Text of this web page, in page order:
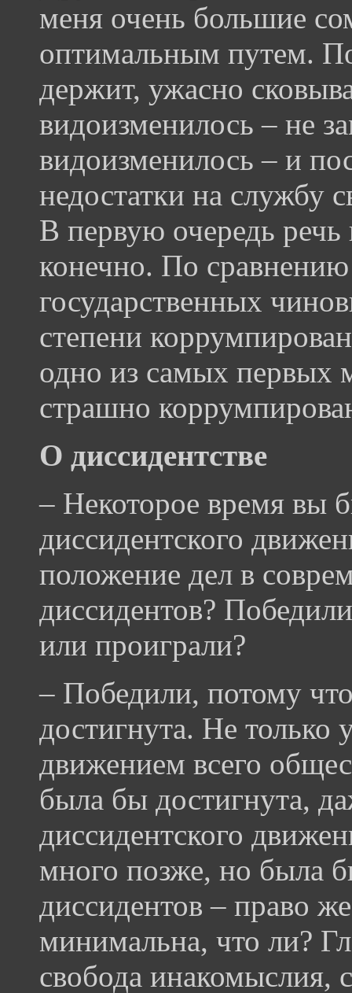
меня очень большие
оптимальным путем.
держит, ужасно
видоизменилось – не
видоизменилось – и
недостатки на службу
В первую очередь речь
конечно. По
государственных
степени
одно из самых первых
страшно
О диссидентстве
– Некоторое время вы
диссидентского
положение дел в
диссидентов?
или проиграли?
– Победили, потому
достигнута. Не
движением всего
была бы достигнута,
диссидентского
много позже, но была
диссидентов – право
минимальна, что ли?
свобода инакомыслия,